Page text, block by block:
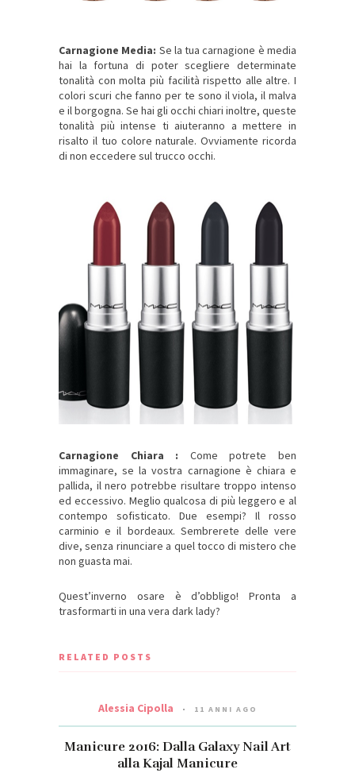
Carnagione Media: Se la tua carnagione è media
hai la fortuna di poter scegliere determinate
tonalità con molta più facilità rispetto alle altre. I
colori scuri che fanno per te sono il viola, il malva
e il borgogna. Se hai gli occhi chiari inoltre, queste
tonalità più intense ti aiuteranno a mettere in
risalto il tuo colore naturale. Ovviamente ricorda
di non eccedere sul trucco occhi.
Carnagione Chiara : Come potrete ben
immaginare, se la vostra carnagione è chiara e
pallida, il nero potrebbe risultare troppo intenso
ed eccessivo. Meglio qualcosa di più leggero e al
contempo sofisticato. Due esempi? Il rosso
carminio e il bordeaux. Sembrerete delle vere
dive, senza rinunciare a quel tocco di mistero che
non guasta mai.
Quest’inverno osare è d’obbligo! Pronta a
trasformarti in una vera dark lady?
RELATED POSTS
Alessia Cipolla 11 ANNI AGO
Manicure 2016: Dalla Galaxy Nail Art
alla Kajal Manicure